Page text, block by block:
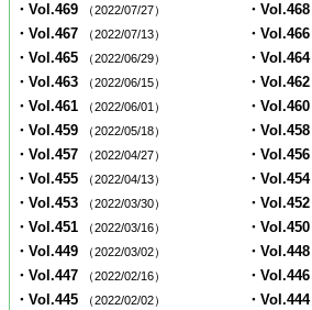
・Vol.469 （2022/07/27） ・Vol.468
・Vol.467 （2022/07/13） ・Vol.466
・Vol.465 （2022/06/29） ・Vol.464
・Vol.463 （2022/06/15） ・Vol.462
・Vol.461 （2022/06/01） ・Vol.460
・Vol.459 （2022/05/18） ・Vol.458
・Vol.457 （2022/04/27） ・Vol.456
・Vol.455 （2022/04/13） ・Vol.454
・Vol.453 （2022/03/30） ・Vol.452
・Vol.451 （2022/03/16） ・Vol.450
・Vol.449 （2022/03/02） ・Vol.448
・Vol.447 （2022/02/16） ・Vol.446
・Vol.445 （2022/02/02） ・Vol.444